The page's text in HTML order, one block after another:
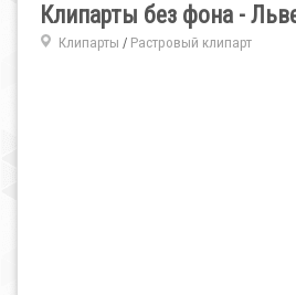
Клипарты без фона -
Клипарты / Растровый клипарт